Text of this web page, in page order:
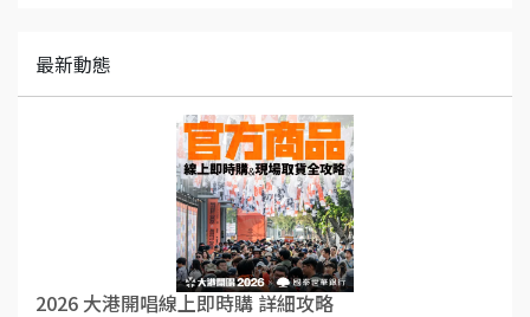
最新動態
2026 大港開唱線上即時購 詳細攻略